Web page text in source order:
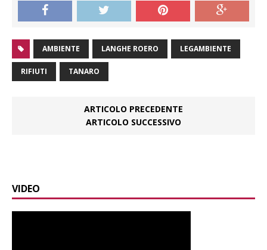
AMBIENTE LANGHE ROERO LEGAMBIENTE
RIFIUTI TANARO
ARTICOLO PRECEDENTE
ARTICOLO SUCCESSIVO
VIDEO